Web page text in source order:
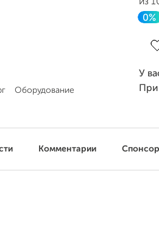
Оборудование
0%
У
Комментарии